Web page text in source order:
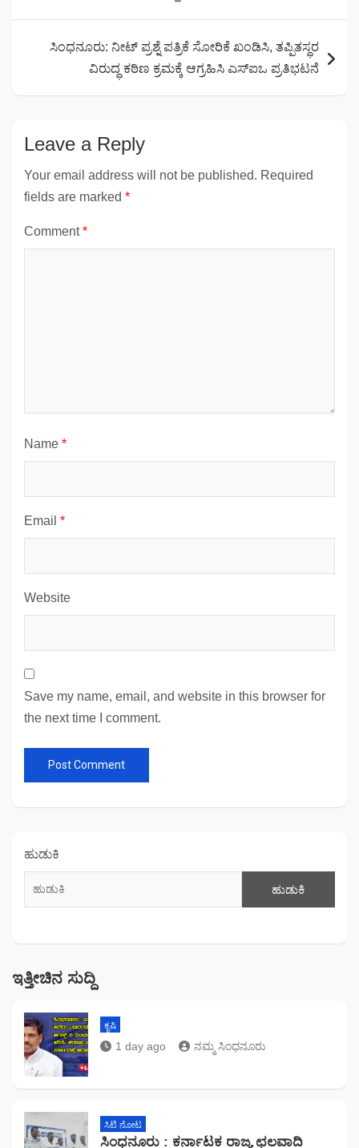
ಸಿಂಧನೂರು: ನೀಟ್ ಪ್ರಶ್ನೆ ಪತ್ರಿಕೆ ಸೋರಿಕೆ ಖಂಡಿಸಿ, ತಪ್ಪಿತಸ್ಥರ
ವಿರುದ್ಧ ಕಠಿಣ ಕ್ರಮಕ್ಕೆ ಆಗ್ರಹಿಸಿ ಎಸ್‌ಐಒ ಪ್ರತಿಭಟನೆ
Leave a Reply
Your email address will not be published. Required
fields are marked *
Comment*
Name *
Email *
Website
Save my name, email, and website in this browser for
the next time I comment.
ಹುಡುಕಿ
ಹುಡುಕಿ
ಇತ್ತೀಚಿನ ಸುದ್ದಿ
ಕೃಷಿ
1 day ago ನಮ್ಮ ಸಿಂಧನೂರು
ಸಿಟಿ ನೋಟ
ಸಿಂಧನೂರು : ಕರ್ನಾಟಕ ರಾಜ್ಯ ಛಲವಾದಿ